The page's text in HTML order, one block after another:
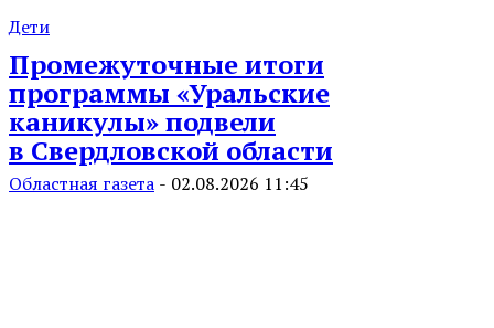
Дети
Промежуточные итоги
программы «Уральские
каникулы» подвели
в Свердловской области
Областная газета - 02.08.2026 11:45